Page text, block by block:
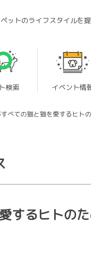
ットのライフスタイルを
検索 イベント情
すべての猫と猫を愛するヒト
するヒトの